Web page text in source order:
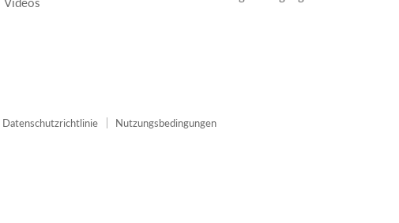
Datenschutzrichtlinie
Nutzungsbedingungen